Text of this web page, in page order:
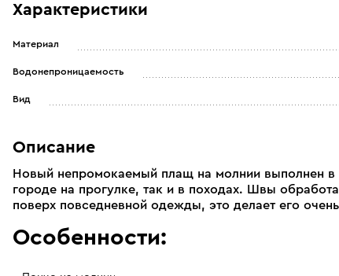
Характеристики
Материал
Водонепроницаемость
Вид
Описание
Новый непромокаемый плащ на молнии выполнен в
городе на прогулке, так и в походах. Швы
поверх повседневной одежды, это делает его
Особенности: